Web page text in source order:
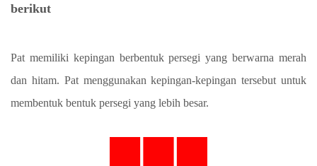
berikut
Pat memiliki kepingan berbentuk persegi yang berwarna merah
dan hitam. Pat menggunakan kepingan-kepingan tersebut untuk
membentuk bentuk persegi yang lebih besar.